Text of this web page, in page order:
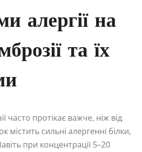
алергії на
та їх
часто протікає важче, ніж від
містить сильні алергенні білки,
при концентрації 5–20